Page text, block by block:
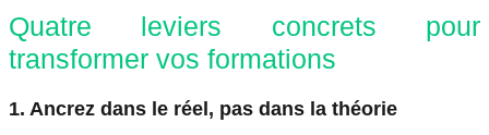
Quatre leviers concrets pour
transformer vos formations
1. Ancrez dans le réel, pas dans la théorie